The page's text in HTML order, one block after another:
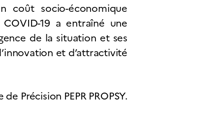
coût socio-économique
19 a entraîné une
de la situation et ses
et d’attractivité
Précision PEPR PROPSY.